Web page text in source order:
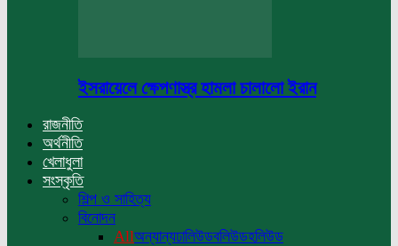
ইসরায়েলে ক্ষেপণাস্ত্র হামলা চালালো ইরান
রাজনীতি
অর্থনীতি
খেলাধুলা
সংস্কৃতি
শিল্প ও সাহিত্য
বিনোদন
Allঅন্যান্যঢালিউডবলিউডহলিউড